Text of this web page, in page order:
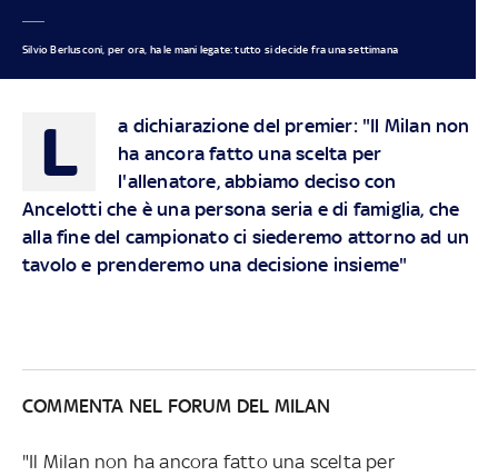
Silvio Berlusconi, per ora, ha le mani legate: tutto si decide fra una settimana
L
a dichiarazione del premier: "Il Milan non
ha ancora fatto una scelta per
l'allenatore, abbiamo deciso con
Ancelotti che è una persona seria e di famiglia, che
alla fine del campionato ci siederemo attorno ad un
tavolo e prenderemo una decisione insieme"
COMMENTA NEL FORUM DEL MILAN
"Il Milan non ha ancora fatto una scelta per